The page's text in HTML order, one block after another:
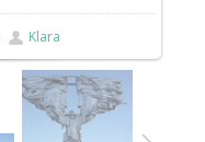
Klara